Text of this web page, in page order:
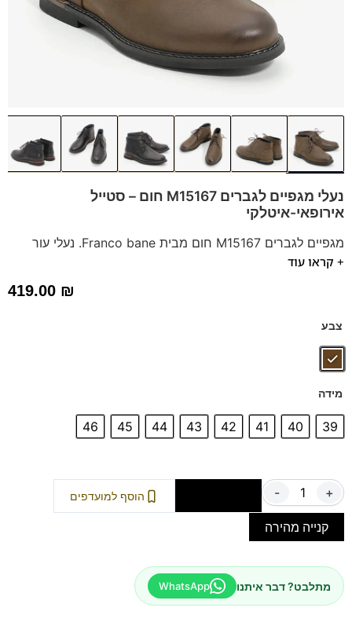
נעלי מגפיים לגברים M15167 חום – סטייל
אירופאי-איטלקי
מגפיים לגברים M15167 חום מבית Franco bane. נעלי עור
נוחות ואלגנטיות, מושלמות לכל יום. סוליה גמישה ומדרס היברידי
עור קומפורט משולב שרוכים בעיצוב עכשווי. מתאימות מאוד עם
+ קראו עוד
419.00 ₪
צבע
מידה
39
40
41
42
43
44
45
46
- + הוסף למועדפים
קנייה מהירה
מתלבט? דבר איתנו WhatsApp